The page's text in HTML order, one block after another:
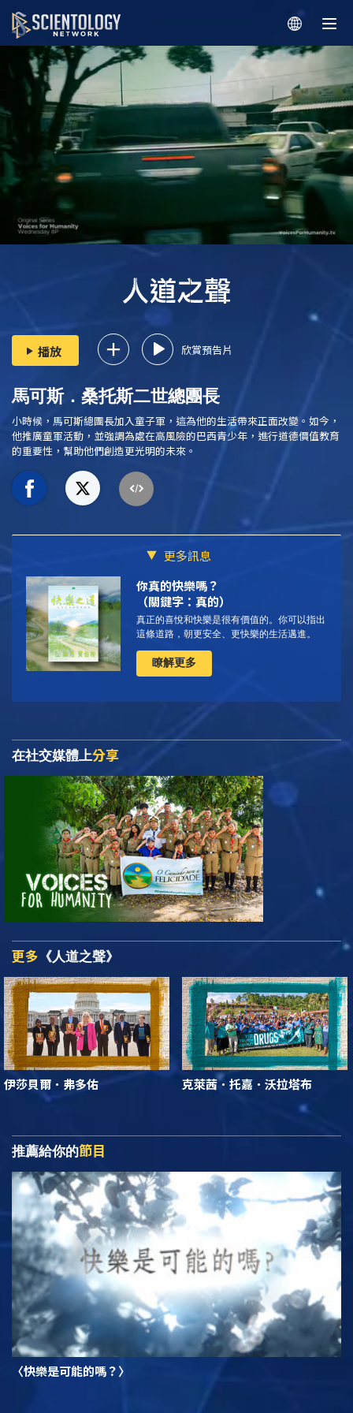
播放 欣賞預告片
馬可斯．桑托斯二世總團長
小時候，馬可斯總團長加入童子軍，這為他的生活帶來正面改變。如今，
他推廣童軍活動，並強調為處在高風險的巴西青少年，進行道德價值教育
的重要性，幫助他們創造更光明的未來。
更多訊息
你真的快樂嗎？
（關鍵字：真的）
真正的喜悅和快樂是很有價值的。你可以指出
這條道路，朝更安全、更快樂的生活邁進。
瞭解更多
在社交媒體上分享
更多 《人道之聲》
伊莎貝爾．弗多佑 克萊茜．托嘉．沃拉塔布
推薦給你的節目
〈快樂是可能的嗎？〉